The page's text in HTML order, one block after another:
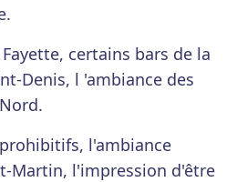
certains bars de la
Denis, l 'ambiance des
l'ambiance
Martin, l'impression d'être